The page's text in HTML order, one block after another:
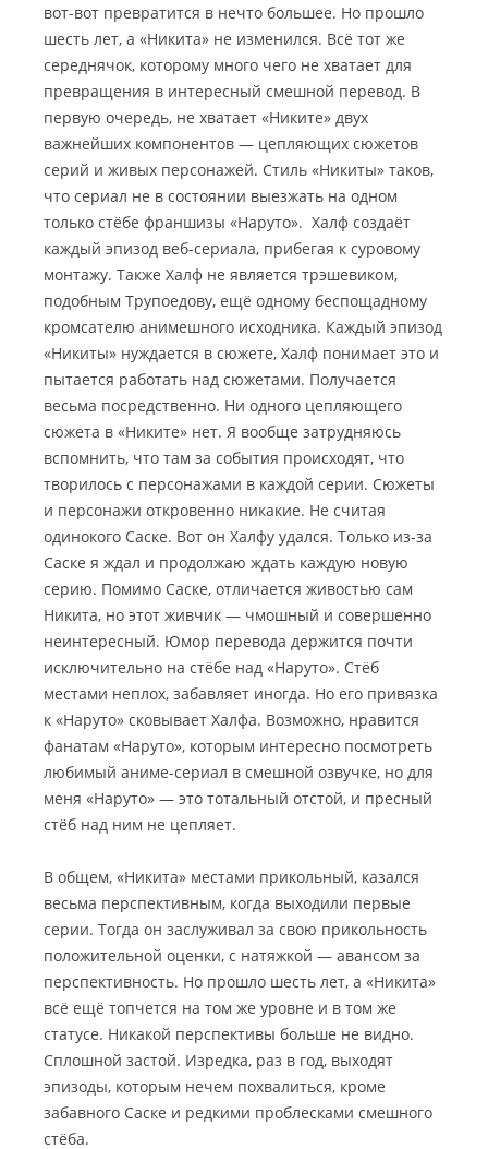
вот-вот превратится в нечто большее. Но прошло
шесть лет, а «Никита» не изменился. Всё тот же
середнячок, которому много чего не хватает для
превращения в интересный смешной перевод. В
первую очередь, не хватает «Никите» двух
важнейших компонентов — цепляющих сюжетов
серий и живых персонажей. Стиль «Никиты» таков,
что сериал не в состоянии выезжать на одном
только стёбе франшизы «Наруто». Халф создаёт
каждый эпизод веб-сериала, прибегая к суровому
монтажу. Также Халф не является трэшевиком,
подобным Трупоедову, ещё одному беспощадному
кромсателю анимешного исходника. Каждый эпизод
«Никиты» нуждается в сюжете, Халф понимает это и
пытается работать над сюжетами. Получается
весьма посредственно. Ни одного цепляющего
сюжета в «Никите» нет. Я вообще затрудняюсь
вспомнить, что там за события происходят, что
творилось с персонажами в каждой серии. Сюжеты
и персонажи откровенно никакие. Не считая
одинокого Саске. Вот он Халфу удался. Только из-за
Саске я ждал и продолжаю ждать каждую новую
серию. Помимо Саске, отличается живостью сам
Никита, но этот живчик — чмошный и совершенно
неинтересный. Юмор перевода держится почти
исключительно на стёбе над «Наруто». Стёб
местами неплох, забавляет иногда. Но его привязка
к «Наруто» сковывает Халфа. Возможно, нравится
фанатам «Наруто», которым интересно посмотреть
любимый аниме-сериал в смешной озвучке, но для
меня «Наруто» — это тотальный отстой, и пресный
стёб над ним не цепляет.
В общем, «Никита» местами прикольный, казался
весьма перспективным, когда выходили первые
серии. Тогда он заслуживал за свою прикольность
положительной оценки, с натяжкой — авансом за
перспективность. Но прошло шесть лет, а «Никита»
всё ещё топчется на том же уровне и в том же
статусе. Никакой перспективы больше не видно.
Сплошной застой. Изредка, раз в год, выходят
эпизоды, которым нечем похвалиться, кроме
забавного Саске и редкими проблесками смешного
стёба.